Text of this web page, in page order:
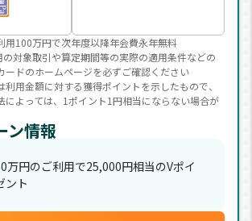
100万円で次年度以降年会費永年無料
対象取引や算定期間等の実際の適用条件などの
ードのホームページを必ずご確認ください
用金額に対する獲得ポイントを示したもので、
によっては、1ポイント1円相当にならない場合が
ン情報
万円のご利用で25,000円相当のVポイ
ント